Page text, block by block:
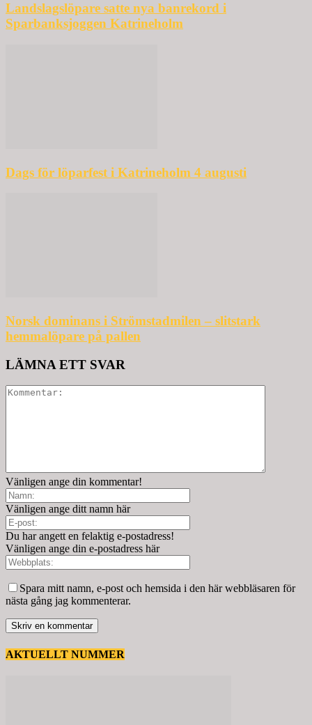
Landslagslöpare satte nya banrekord i
Sparbanksjoggen Katrineholm
Dags för löparfest i Katrineholm 4 augusti
Norsk dominans i Strömstadmilen – slitstark
hemmalöpare på pallen
LÄMNA ETT SVAR
Vänligen ange din kommentar!
Vänligen ange ditt namn här
Du har angett en felaktig e-postadress!
Vänligen ange din e-postadress här
Spara mitt namn, e-post och hemsida i den här webbläsaren för
nästa gång jag kommenterar.
AKTUELLT NUMMER